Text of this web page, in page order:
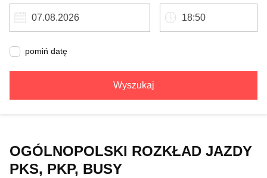
pomiń datę
Wyszukaj
OGÓLNOPOLSKI ROZKŁAD JAZDY
PKS, PKP, BUSY